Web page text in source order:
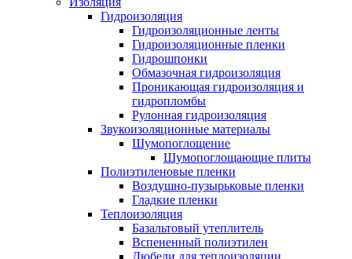
Гидроизоляция
Гидроизоляционные ленты
Гидроизоляционные пленки
Гидрошпонки
Обмазочная гидроизоляция
Проникающая гидроизоляция и
гидропломбы
Рулонная гидроизоляция
Звукоизоляционные материалы
Шумопоглощение
Шумопоглощающие плиты
Полиэтиленовые пленки
Воздушно-пузырьковые пленки
Гладкие пленки
Теплоизоляция
Базальтовый утеплитель
Вспененный полиэтилен
Дюбели для теплоизоляции